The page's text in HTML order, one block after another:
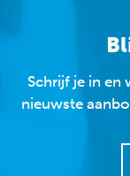
Schrijf je in en
nieuwste